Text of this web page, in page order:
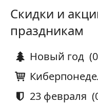
Скидки и
праздникам
Новый год
23 февраля